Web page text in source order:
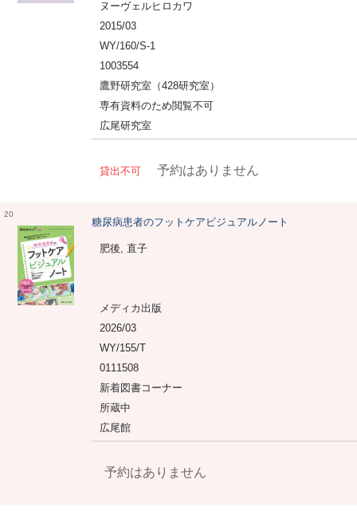
ヌーヴェルヒロカワ
2015/03
WY/160/S-1
1003554
鷹野研究室（428研究室）
専有資料のため閲覧不可
広尾研究室
貸出不可 予約はありません
20
糖尿病患者のフットケアビジュアルノート
肥後, 直子
メディカ出版
2026/03
WY/155/T
0111508
新着図書コーナー
所蔵中
広尾館
予約はありません